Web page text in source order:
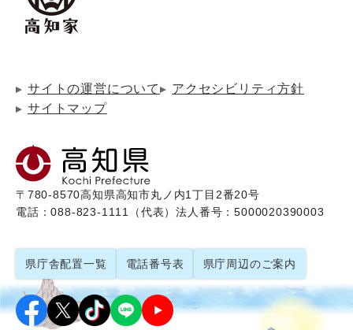
サイトの運営について
アクセシビリティ方針
サイトマップ
〒780-8570高知県高知市丸ノ内1丁目2番20号
電話：088-823-1111（代表）法人番号：5000020390003
県庁舎配置一覧 電話番号表 県庁周辺のご案内